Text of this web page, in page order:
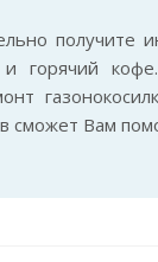
получите
горячий
сможет Вам